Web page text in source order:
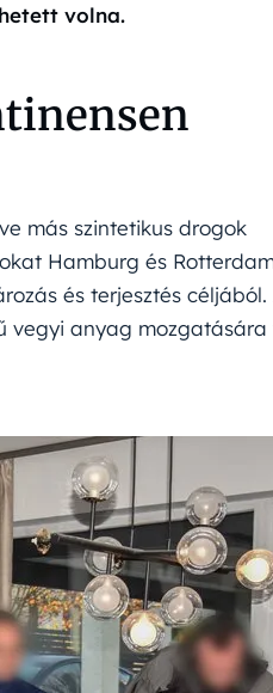
volna.
más szintetikus drogok
Hamburg és
és terjesztés céljából.
vegyi anyag mozgatására